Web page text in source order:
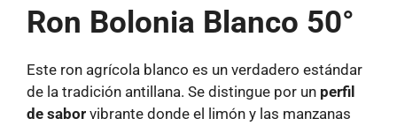
Ron Bolonia Blanco 50°
Este ron agrícola blanco es un verdadero estándar
de la tradición antillana. Se distingue por un perfil
de sabor vibrante donde el limón y las manzanas